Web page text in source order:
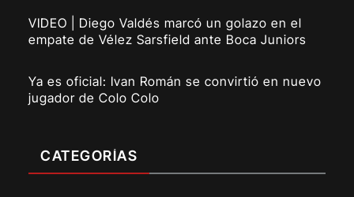
VIDEO | Diego Valdés marcó un golazo en el
empate de Vélez Sarsfield ante Boca Juniors
Ya es oficial: Ivan Román se convirtió en nuevo
jugador de Colo Colo
CATEGORÍAS